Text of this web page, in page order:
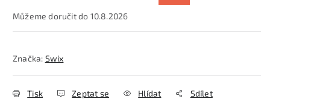
10.8.2026
Značka: Swix
Tisk Zeptat se Hlídat Sdílet